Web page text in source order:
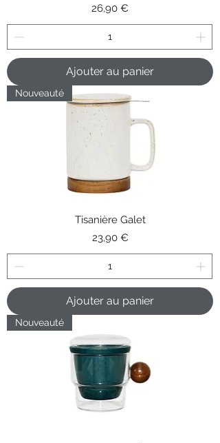
Prix
26,90 €
Ajouter au panier
Nouveauté
Tisanière Galet
Prix
23,90 €
Ajouter au panier
Nouveauté